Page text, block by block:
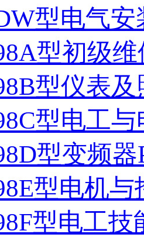
型电气
型初级
型仪表
型电工
型变频
型电机
型电工技